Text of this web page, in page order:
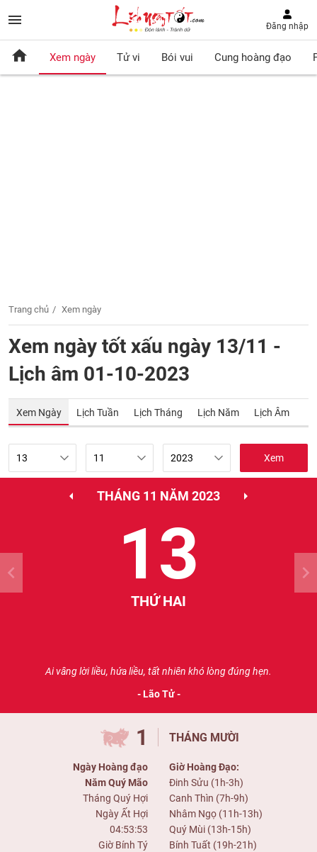
Đăng nhập
Xem ngày Tử vi Bói vui Cung hoàng đạo
Trang chủ Xem ngày
Xem ngày tốt xấu ngày 13/11 -
Lịch âm 01-10-2023
Xem Ngày Lịch Tuần Lịch Tháng Lịch Năm Lịch Âm
Xem
THÁNG 11 NĂM 2023
13
THỨ HAI
Ai vâng lời liều, hứa liều, tất nhiên khó lòng đúng hẹn.
- Lão Tử -
1
Ngày Hoàng đạo
Năm Quý Mão
Tháng Quý Hợi
Ngày Ất Hợi
04:53:53
Giờ Bính Tý
THÁNG MƯỜI
Giờ Hoàng Đạo:
Đinh Sửu (1h-3h)
Canh Thìn (7h-9h)
Nhâm Ngọ (11h-13h)
Quý Mùi (13h-15h)
Bính Tuất (19h-21h)